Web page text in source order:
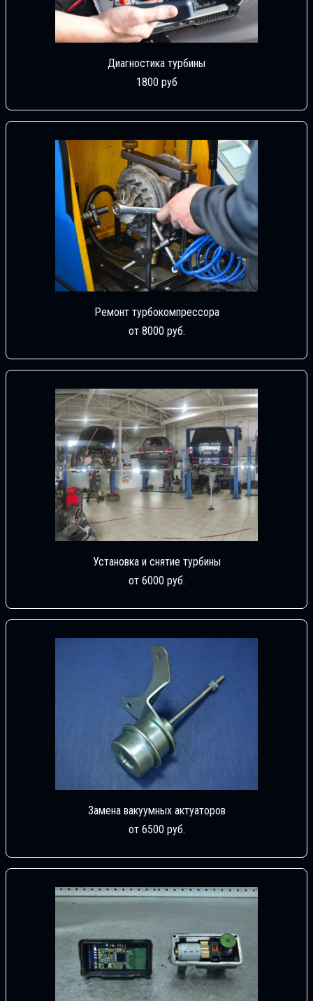
Диагностика турбины
1800 руб
Ремонт турбокомпрессора
от 8000 руб.
Установка и снятие турбины
от 6000 руб.
Замена вакуумных актуаторов
от 6500 руб.